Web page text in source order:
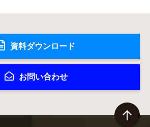
資料ダウンロード
お問い合わせ